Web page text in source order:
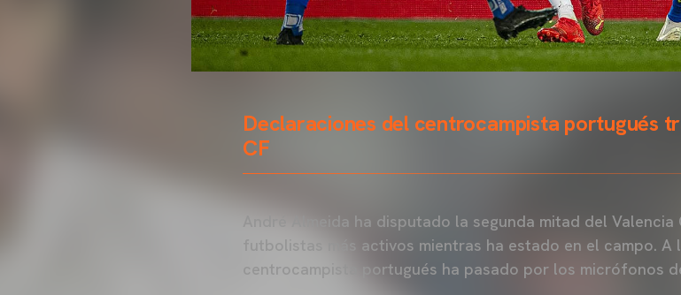
Declaraciones del centrocampista portugués
CF
André Almeida ha disputado la segunda mitad del
futbolistas más activos mientras ha estado en el campo.
centrocampista portugués ha pasado por los micrófonos